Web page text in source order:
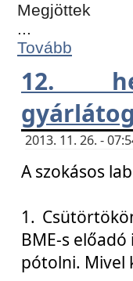
Megjöttek
...
Tovább
12.
2013. 11. 26. -
A szokásos
1.
BME-s
pótolni. Mivel